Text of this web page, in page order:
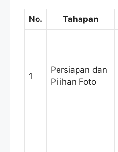
No. Tahapan
1
Persiapan dan
Pilihan Foto